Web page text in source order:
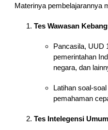
Materinya pembelajarannya
Tes Wawasan
Pancasila, UUD
pemerintahan
negara, dan
Latihan soal-
pemahaman
Tes Intelegensi